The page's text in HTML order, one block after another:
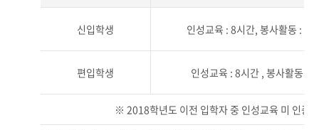
신입학생 인성교육 : 8시간, 봉사활동 : 22
편입학생 인성교육 : 8시간 , 봉사활동 :
※ 2018학년도 이전 입학자 중 인성교육 미 인증